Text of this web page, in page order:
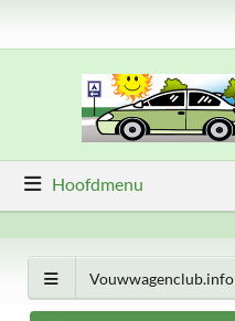
Hoofdmenu
Vouwwagenclub.info